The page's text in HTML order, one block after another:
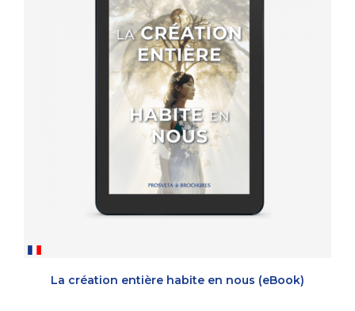
La création entière habite en nous (eBook)